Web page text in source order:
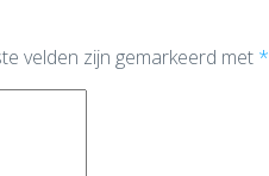
velden zijn gemarkeerd met *